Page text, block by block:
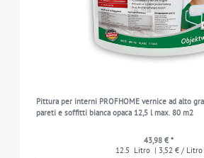
Pittura per interni PROFHOME vernice ad alto
pareti e soffitti bianca opaca 12,5 l max. 80 m2
43,98 € *
12.5 Litro | 3,52 € / Litro